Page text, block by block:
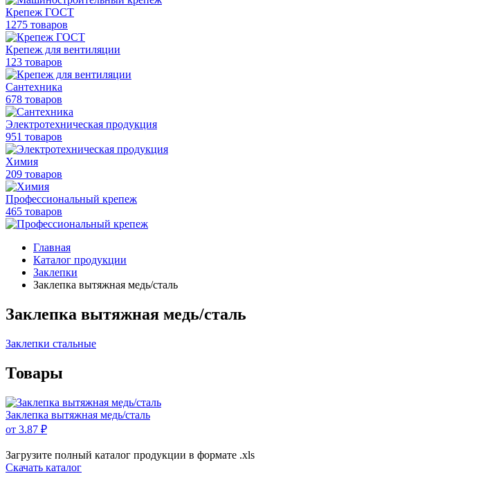
Крепеж ГОСТ
1275 товаров
Крепеж для вентиляции
123 товаров
Сантехника
678 товаров
Электротехническая продукция
951 товаров
Химия
209 товаров
Профессиональный крепеж
465 товаров
Главная
Каталог продукции
Заклепки
Заклепка вытяжная медь/сталь
Заклепка вытяжная медь/сталь
Заклепки стальные
Товары
Заклепка вытяжная медь/сталь
от 3.87 ₽
Загрузите полный каталог продукции в формате .xls
Скачать каталог